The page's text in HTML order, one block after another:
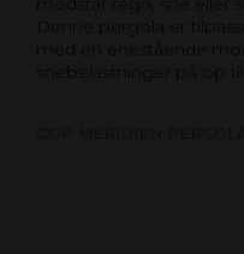
Denne pergola er
med en enestående
snebelastninger på op til